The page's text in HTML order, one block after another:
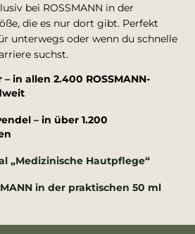
bei ROSSMANN in der
die es nur dort gibt. Perfekt
unterwegs oder wenn du schnelle
suchst.
in allen 2.400 ROSSMANN-
– in über 1.200
„Medizinische Hautpflege“
in der praktischen 50 ml